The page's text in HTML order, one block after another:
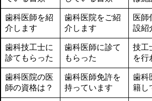
歯科医師を紹
介します
歯科医院をご紹
介します
医師
設紹
歯科技工士に
診てもらった
歯科医師に診て
もらった
技工
を行
歯科医院の医
師の資格は？
歯科医師免許を
持っています
歯科
籍し